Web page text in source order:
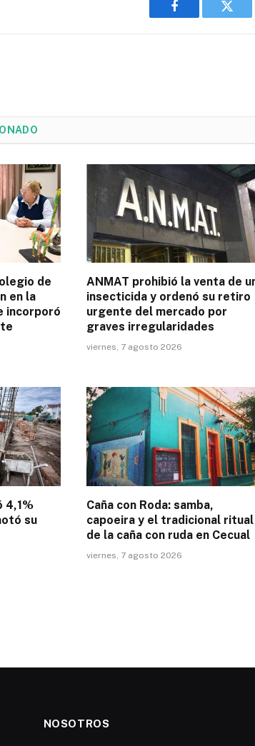
Facebook
de
en la
incorporó
ANMAT prohibió la venta de
insecticida y ordenó su retiro
urgente del mercado por
graves irregularidades
viernes, 7 agosto 2026
4,1%
su
Caña con Roda: samba,
capoeira y el tradicional ritual
de la caña con ruda en Cecual
viernes, 7 agosto 2026
NOSOTROS